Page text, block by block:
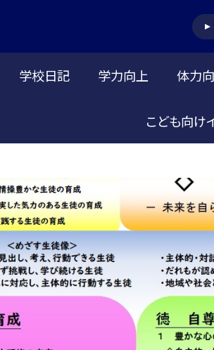
学校日記 学力向上 体力
こども向け